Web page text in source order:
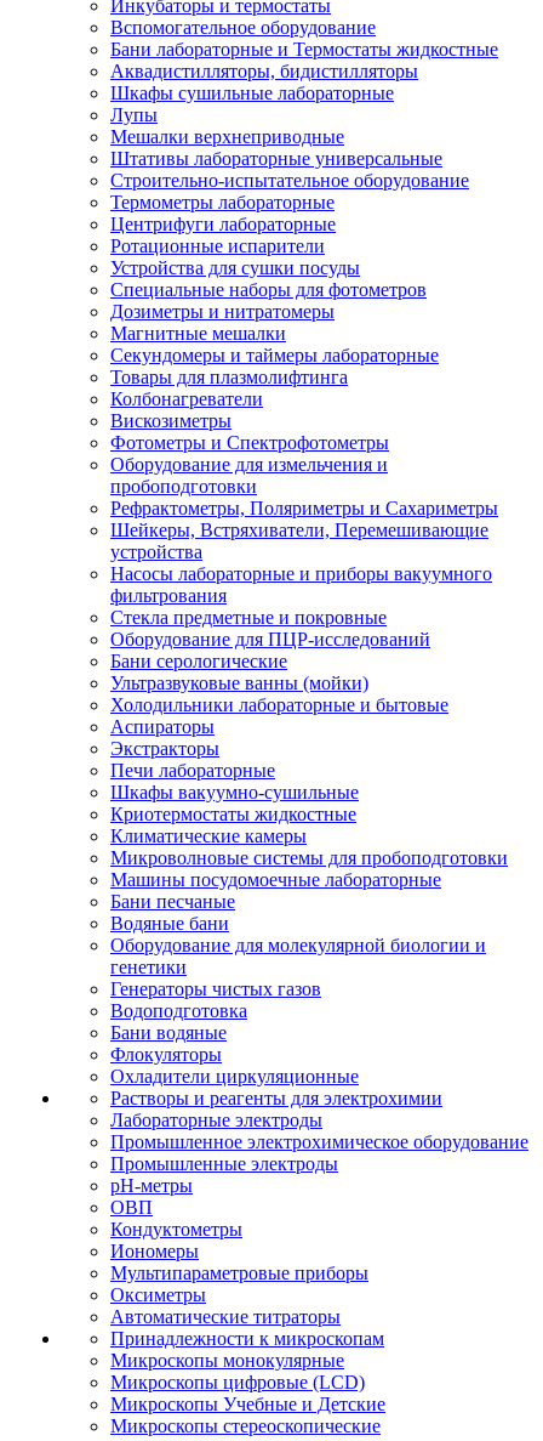
Инкубаторы и термостаты
Вспомогательное оборудование
Бани лабораторные и Термостаты жидкостные
Аквадистилляторы, бидистилляторы
Шкафы сушильные лабораторные
Лупы
Мешалки верхнеприводные
Штативы лабораторные универсальные
Строительно-испытательное оборудование
Термометры лабораторные
Центрифуги лабораторные
Ротационные испарители
Устройства для сушки посуды
Специальные наборы для фотометров
Дозиметры и нитратомеры
Магнитные мешалки
Секундомеры и таймеры лабораторные
Товары для плазмолифтинга
Колбонагреватели
Вискозиметры
Фотометры и Спектрофотометры
Оборудование для измельчения и
пробоподготовки
Рефрактометры, Поляриметры и Сахариметры
Шейкеры, Встряхиватели, Перемешивающие
устройства
Насосы лабораторные и приборы вакуумного
фильтрования
Стекла предметные и покровные
Оборудование для ПЦР-исследований
Бани серологические
Ультразвуковые ванны (мойки)
Холодильники лабораторные и бытовые
Аспираторы
Экстракторы
Печи лабораторные
Шкафы вакуумно-сушильные
Криотермостаты жидкостные
Климатические камеры
Микроволновые системы для пробоподготовки
Машины посудомоечные лабораторные
Бани песчаные
Водяные бани
Оборудование для молекулярной биологии и
генетики
Генераторы чистых газов
Водоподготовка
Бани водяные
Флокуляторы
Охладители циркуляционные
Растворы и реагенты для электрохимии
Лабораторные электроды
Промышленное электрохимическое оборудование
Промышленные электроды
pH-метры
ОВП
Кондуктометры
Иономеры
Мультипараметровые приборы
Оксиметры
Автоматические титраторы
Принадлежности к микроскопам
Микроскопы монокулярные
Микроскопы цифровые (LCD)
Микроскопы Учебные и Детские
Микроскопы стереоскопические